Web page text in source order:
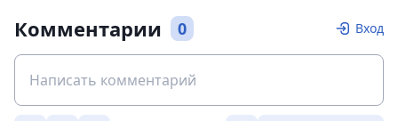
Комментарии 0 Вход